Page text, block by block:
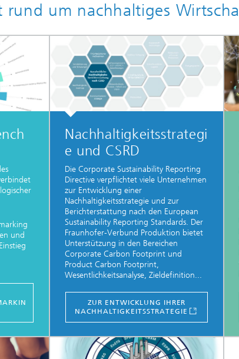
rund um nachhaltiges
und
Nachhaltigkeitsstrategi
e und CSRD
Die Corporate Sustainability Reporting
Directive verpflichtet viele Unternehmen
zur Entwicklung einer
Nachhaltigkeitsstrategie und zur
Berichterstattung nach den European
Sustainability Reporting Standards. Der
Fraunhofer-Verbund Produktion bietet
Unterstützung in den Bereichen
Corporate Carbon Footprint und
Product Carbon Footprint,
Wesentlichkeitsanalyse, Zieldefinition...
ZUR ENTWICKLUNG IHRER
NACHHALTIGKEITSSTRATEGIE